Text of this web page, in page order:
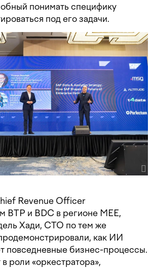
понимать специфику
под его задачи.
Revenue Officer
BTP и BDC в регионе MEE,
Хади, CTO по тем же
как ИИ
повседневные бизнес-процессы.
роли «оркестратора»,